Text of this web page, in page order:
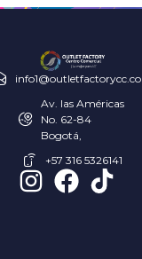
Av. las Américas
No. 62-84
Bogotá,
+57 316 5326141